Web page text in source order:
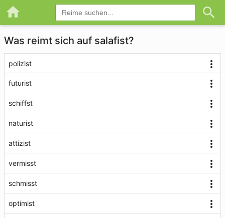
Was reimt sich auf salafist?
polizist
futurist
schiffst
naturist
attizist
vermisst
schmisst
optimist